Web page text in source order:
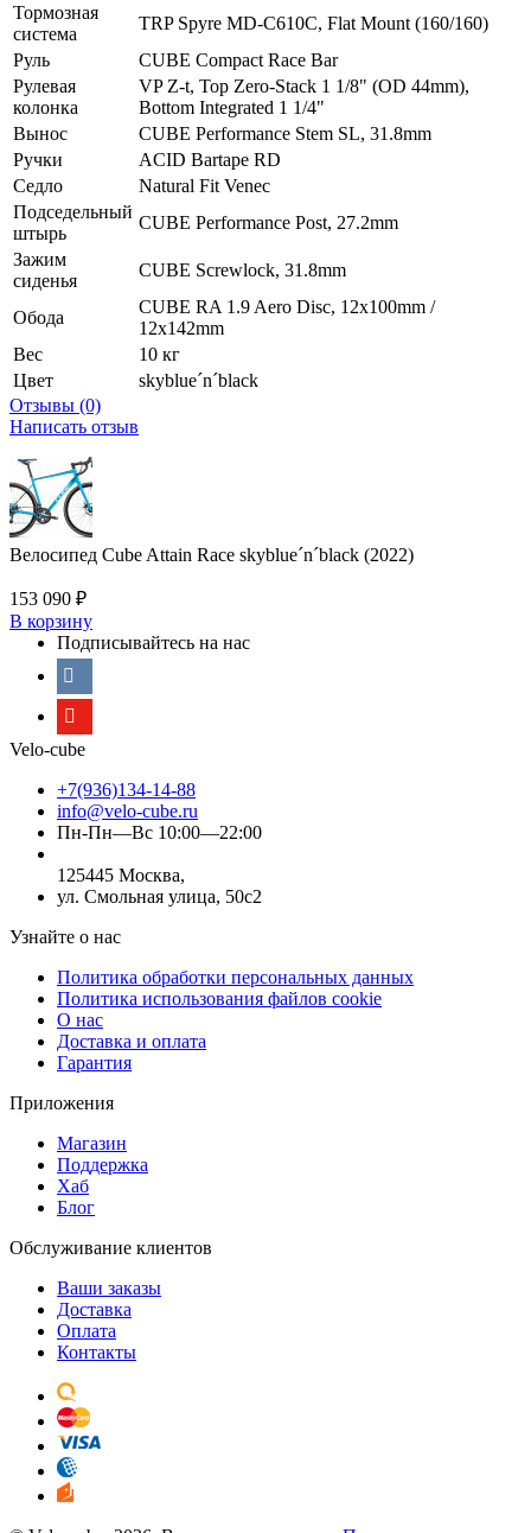
Тормозная
система
TRP Spyre MD-C610C, Flat Mount (160/160)
Руль
CUBE Compact Race Bar
Рулевая
колонка
VP Z-t, Top Zero-Stack 1 1/8" (OD 44mm),
Bottom Integrated 1 1/4"
Вынос
CUBE Performance Stem SL, 31.8mm
Ручки
ACID Bartape RD
Седло
Natural Fit Venec
Подседельный
штырь
CUBE Performance Post, 27.2mm
Зажим
сиденья
CUBE Screwlock, 31.8mm
Обода
CUBE RA 1.9 Aero Disc, 12x100mm /
12x142mm
Вес
10 кг
Цвет
skyblue´n´black
Отзывы (0)
Написать отзыв
Велосипед Cube Attain Race skyblue´n´black (2022)
153 090 ₽
В корзину
Подписывайтесь на нас
Velo-cube
+7(936)134-14-88
info@velo-cube.ru
Пн-Пн—Вс 10:00—22:00
125445 Москва,
ул. Смольная улица, 50с2
Узнайте о нас
Политика обработки персональных данных
Политика использования файлов cookie
О нас
Доставка и оплата
Гарантия
Приложения
Магазин
Поддержка
Хаб
Блог
Обслуживание клиентов
Ваши заказы
Доставка
Оплата
Контакты